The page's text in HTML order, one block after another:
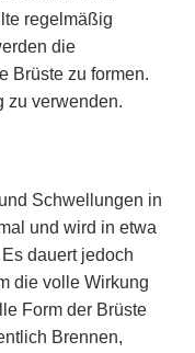
regelmäßig
die
Brüste zu formen.
zu verwenden.
Schwellungen in
und wird in etwa
dauert jedoch
die volle Wirkung
Form der Brüste
Brennen,